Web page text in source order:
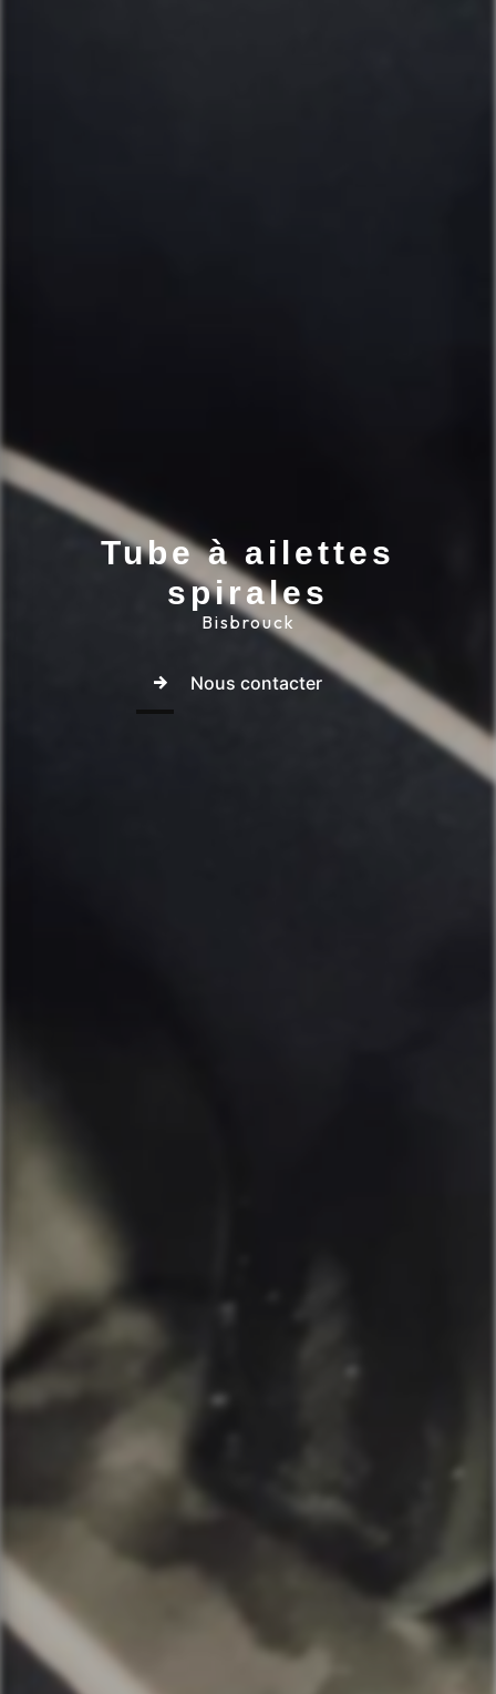
Tube à ailettes
spirales
Bisbrouck
Nous contacter